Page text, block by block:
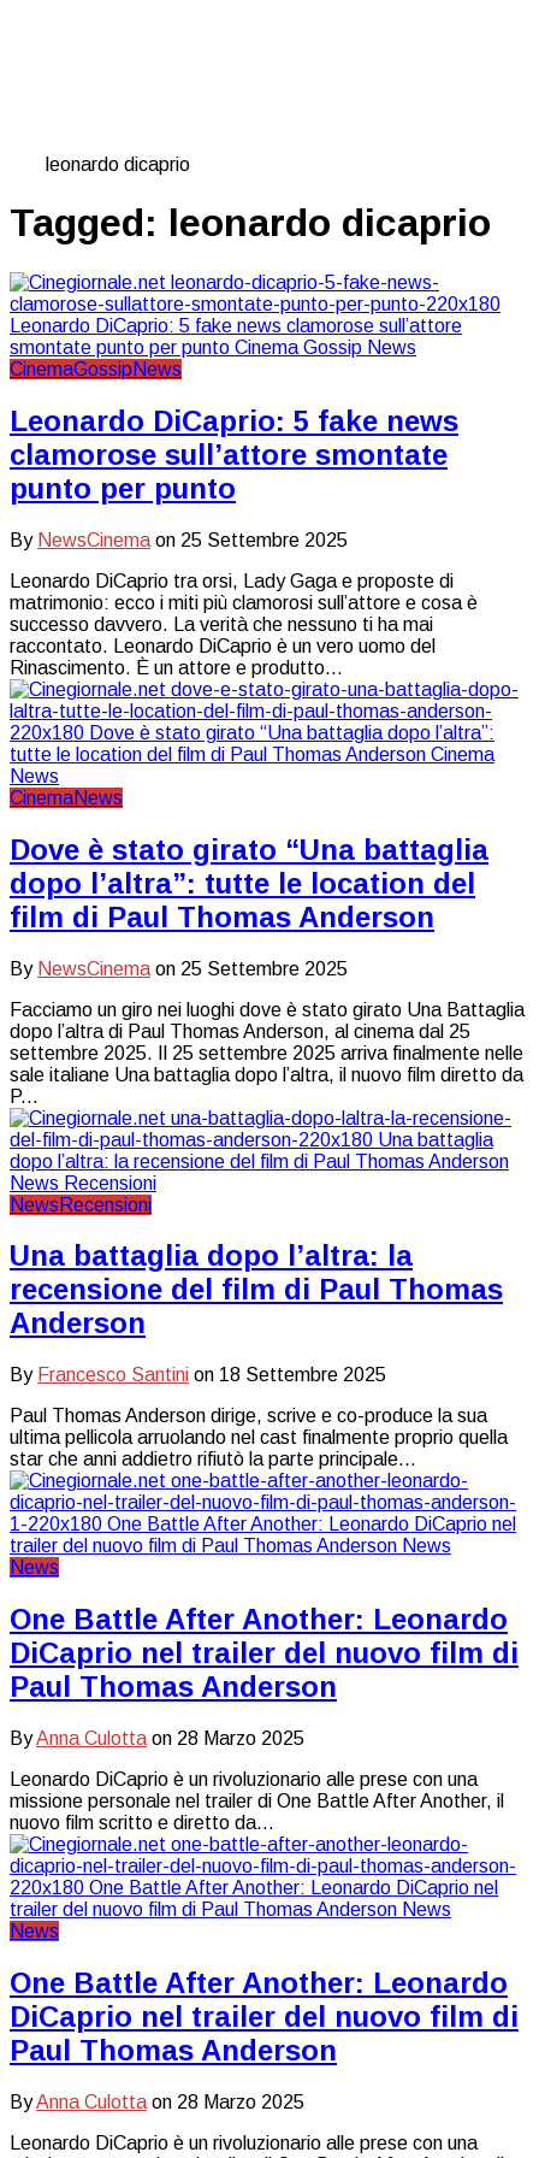
leonardo dicaprio
Tagged: leonardo dicaprio
CinemaGossipNews
Leonardo DiCaprio: 5 fake news
clamorose sull’attore smontate
punto per punto
By NewsCinema on 25 Settembre 2025
Leonardo DiCaprio tra orsi, Lady Gaga e proposte di
matrimonio: ecco i miti più clamorosi sull’attore e cosa è
successo davvero. La verità che nessuno ti ha mai
raccontato. Leonardo DiCaprio è un vero uomo del
Rinascimento. È un attore e produtto...
CinemaNews
Dove è stato girato “Una battaglia
dopo l’altra”: tutte le location del
film di Paul Thomas Anderson
By NewsCinema on 25 Settembre 2025
Facciamo un giro nei luoghi dove è stato girato Una Battaglia
dopo l’altra di Paul Thomas Anderson, al cinema dal 25
settembre 2025. Il 25 settembre 2025 arriva finalmente nelle
sale italiane Una battaglia dopo l’altra, il nuovo film diretto da
P...
News Recensioni
Una battaglia dopo l’altra: la
recensione del film di Paul Thomas
Anderson
By Francesco Santini on 18 Settembre 2025
Paul Thomas Anderson dirige, scrive e co-produce la sua
ultima pellicola arruolando nel cast finalmente proprio quella
star che anni addietro rifiutò la parte principale…
News
One Battle After Another: Leonardo
DiCaprio nel trailer del nuovo film di
Paul Thomas Anderson
ByAnna Culotta on 28 Marzo 2025
Leonardo DiCaprio è un rivoluzionario alle prese con una
missione personale nel trailer di One Battle After Another, il
nuovo film scritto e diretto da…
News
One Battle After Another: Leonardo
DiCaprio nel trailer del nuovo film di
Paul Thomas Anderson
ByAnna Culotta on 28 Marzo 2025
Leonardo DiCaprio è un rivoluzionario alle prese con una